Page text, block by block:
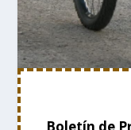
Boletín de